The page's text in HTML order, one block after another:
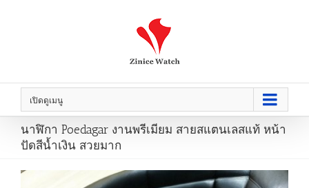
เปิดดูเมนู
นาฬิกา Poedagar งานพรีเมียม สายสแตนเลสแท้ หน้า
ปัดสีน้ำเงิน สวยมาก